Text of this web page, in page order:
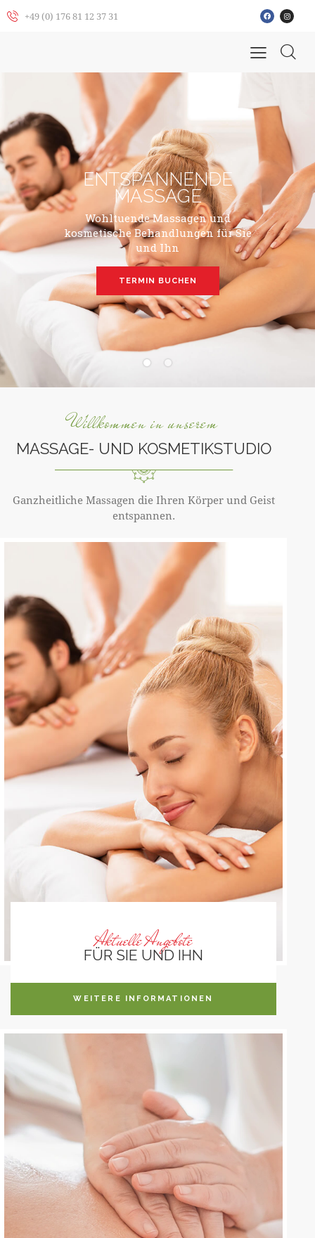
+49 (0) 176 81 12 37 31
ENTSPANNENDE
MASSAGE
Wohltuende Massagen und
kosmetische Behandlungen für Sie
und Ihn
TERMIN BUCHEN
Willkommen in unserem
MASSAGE- UND KOSMETIKSTUDIO
Ganzheitliche Massagen die Ihren Körper und Geist
entspannen.
Aktuelle Angebote
FÜR SIE UND IHN
WEITERE INFORMATIONEN